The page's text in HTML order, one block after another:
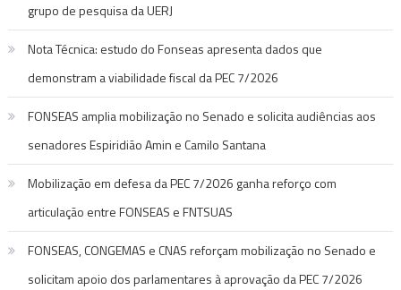
grupo de pesquisa da UERJ
Nota Técnica: estudo do Fonseas apresenta dados que
demonstram a viabilidade fiscal da PEC 7/2026
FONSEAS amplia mobilização no Senado e solicita audiências aos
senadores Espiridião Amin e Camilo Santana
Mobilização em defesa da PEC 7/2026 ganha reforço com
articulação entre FONSEAS e FNTSUAS
FONSEAS, CONGEMAS e CNAS reforçam mobilização no Senado e
solicitam apoio dos parlamentares à aprovação da PEC 7/2026